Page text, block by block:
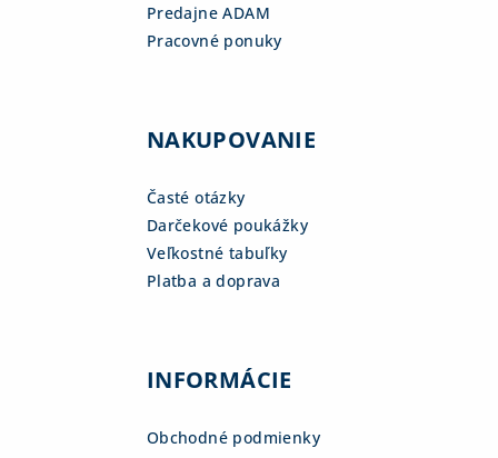
Predajne ADAM
Pracovné ponuky
NAKUPOVANIE
Časté otázky
Darčekové poukážky
Veľkostné tabuľky
Platba a doprava
INFORMÁCIE
Obchodné podmienky